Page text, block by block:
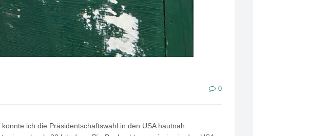
0
ich die Präsidentschaftswahl in den USA hautnah